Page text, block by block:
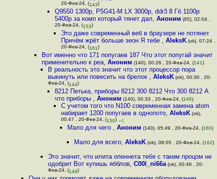
20-Фев-24, (143)
Q9550 1300р, P5G41-M LX 3000р, ddr3 8 Гб 1100р
5400р за комп который тянет дал, Аноним (65), 02:04 ,
20-Фев-24, (153)
Это даже современный веб в браузере не потянет
Причём жрёт больше зеон Я тебе , AleksK(ok), 07:24 ,
20-Фев-24, (161)
Вот именно что 171 попугаев 187 Что этот попугай значит
применительно к реа, Аноним (140), 00:26 , 20-Фев-24, (141)
В реальность это значит что этот процессор пора
выкинуть или повесить на брелок ,AleksK (ok), 00:30 , 20-
Фев-24, (144)
8212 Петька, приборы 8212 300 8212 Что 300 8212 А
что приборы , Аноним (140), 00:33 , 20-Фев-24, (146)
С учетом того что N100 современная замена atom
набирает 1200 попугаев в однопото, AleksK(ok),
00:47 , 20-Фев-24, (150) +1
Мало для чего ,Аноним (140), 05:49 , 20-Фев-24, (160)
Мало для всего, AleksK(ok), 08:05 , 20-Фев-24, (162)
Это значит, что илита опеннета тебя с таким процом не
одобрит Вот купишь ябблов,C00l_ni66a (ok), 00:46 , 20-
Фев-24, (149)